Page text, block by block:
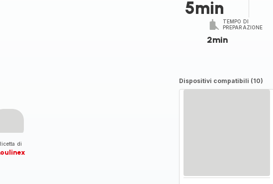
di
5min
TEMPO DI
PREPARAZIONE
2min
Dispositivi compatibili (10)